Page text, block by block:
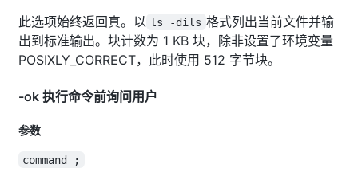
此选项始终返回真。以 ls -dils 格式列出当前文件并输
出到标准输出。块计数为 1 KB 块，除非设置了环境变量
POSIXLY_CORRECT，此时使用 512 字节块。
-ok 执行命令前询问用户
参数
command ;